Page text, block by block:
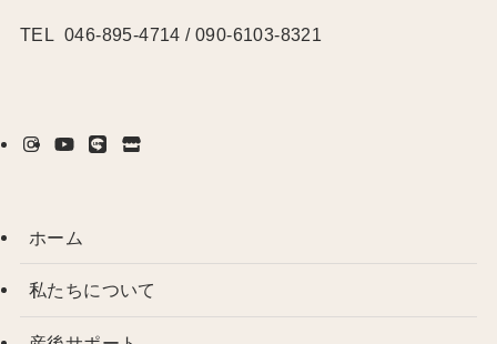
TEL 046-895-4714 / 090-6103-8321
ホーム
私たちについて